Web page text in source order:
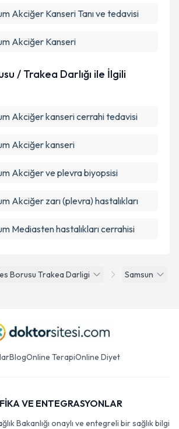
Borusu Trakea Darligi
Samsun
Akciğer Kanseri Tanı ve tedavisi
Akciğer Kanseri
/ Trakea Darlığı ile İlgili
Akciğer kanseri cerrahi tedavisi
Akciğer kanseri
Akciğer ve plevra biyopsisi
Akciğer zarı (plevra) hastalıkları
Mediasten hastalıkları cerrahisi
BlogOnline TerapiOnline Diyet
VE ENTEGRASYONLAR
Bakanlığı onaylı ve entegreli bir sağlık bilgi